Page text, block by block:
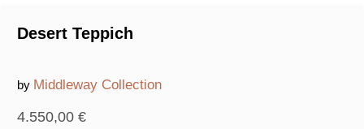
Desert Teppich
by Middleway Collection
4.550,00 €